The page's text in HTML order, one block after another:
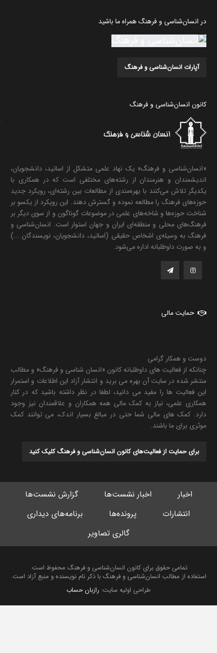
در انسان‌شناسی و فرهنگ همراه ما باشید
آپارات انسان‌شناسی و فرهنگ
کانون انسان‌شناسی و فرهنگ
«انسان‌شناسی و فرهنگ» یک نهاد علمی متشکل از اساتید، دانشجویان،
اندیشمندان و هنرمندان از رشته‌های مختلفی است که در همکاری با
یکدیگر تلاش می‌کنند با بهره‌مندی از مطالعات بین رشته‌ای، رویکرد جدید
حوزه‌های فرهنگ را مطالعه نموده و گسترش دهند. این رویکرد از یکسو بر
شناخت حوزه‌ها و شاخه‌های علمی در موضوعات گوناگون و از سوی دیگر بر
فرهنگ‌های محلی و منطقه‌ای ایران و جهان استوار است. انسان‌شناسی و
فرهنگ به وسیله‌ی اشخاص حقیقی (اساتید، دانشجویان، نویسندگان ...)
و به صورت داوطلبانه اداره می‌شود.
حمایت مالی
دوست و همکار گرامی
چنانکه از فعالیت های داوطلبانه کانون «انسان شناسی و فرهنگ» و مطالب
منتشر شده در سایت آن بهره می برید و انتشار آزاد این اطلاعات و استمرار
این فعالیت ها را مفید می دانید، لطفا در نظر داشته باشید که در کنار
همکاری علمی، نیاز به کمک مالی همه همکاران و علاقمندان نیز وجود
دارد. کمک های مالی شما حتی در مبالغ بسیار اندک، می توانند کمک
موثری برای ما باشند.
برای حمایت از فعالیت‌های کانون انسان‌شناسی و فرهنگ کلیک کنید
اخبار اخبار نشست‌ها
گزارش نشست‌ها
انتشارات
پرونده‌ها
برنامه‌های دیداری
گالری تصاویر
تمامی حقوق برای کانون انسان‌شناسی و فرهنگ محفوظ است.
استفاده از مطالب انسان‌شناسی و فرهنگ با ذکر نام نویسنده و منبع آزاد است.
طراحی اولیه سایت:رازبان حساب